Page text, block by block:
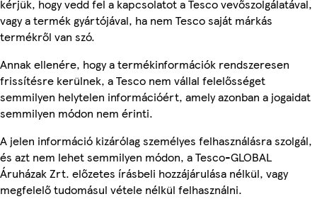
kérjük, hogy vedd fel a kapcsolatot a Tesco vevőszolgálatával,
vagy a termék gyártójával, ha nem Tesco saját márkás
termékről van szó.
Annak ellenére, hogy a termékinformációk rendszeresen
frissítésre kerülnek, a Tesco nem vállal felelősséget
semmilyen helytelen információért, amely azonban a jogaidat
semmilyen módon nem érinti.
A jelen információ kizárólag személyes felhasználásra szolgál,
és azt nem lehet semmilyen módon, a Tesco-GLOBAL
Áruházak Zrt. előzetes írásbeli hozzájárulása nélkül, vagy
megfelelő tudomásul vétele nélkül felhasználni.